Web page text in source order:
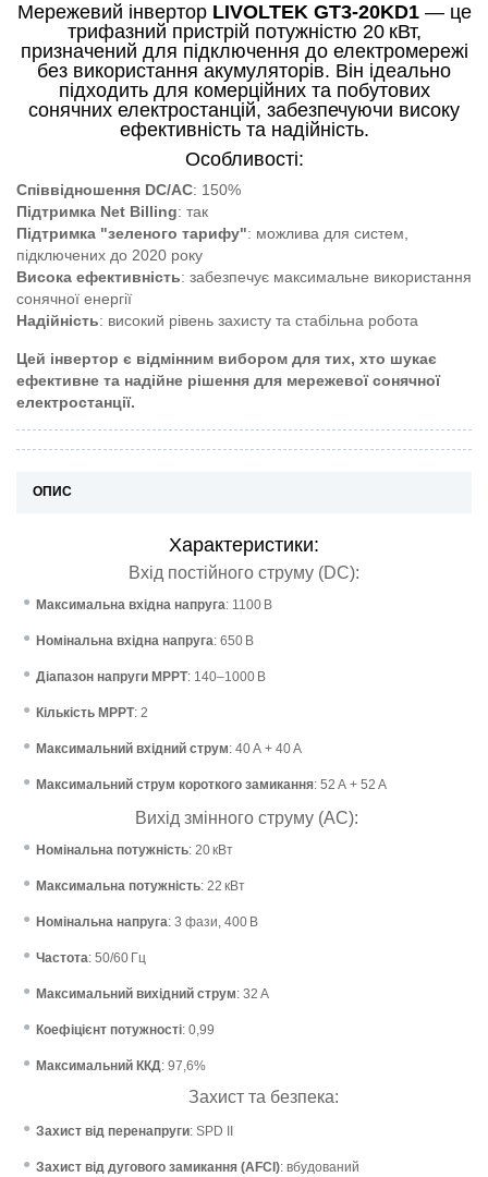
Мережевий інвертор LIVOLTEK GT3-20KD1— це
трифазний пристрій потужністю 20 кВт,
призначений для підключення до електромережі
без використання акумуляторів. Він ідеально
підходить для комерційних та побутових
сонячних електростанцій, забезпечуючи високу
ефективність та надійність.
Особливості:
Співвідношення DC/AC: 150%
Підтримка Net Billing: так
Підтримка "зеленого тарифу": можлива для систем,
підключених до 2020 року
Висока ефективність: забезпечує максимальне використання
сонячної енергії
Надійність: високий рівень захисту та стабільна робота
Цей інвертор є відмінним вибором для тих, хто шукає
ефективне та надійне рішення для мережевої сонячної
електростанції.
ОПИС
Характеристики:
Вхід постійного струму (DC):
Максимальна вхідна напруга: 1100 В
Номінальна вхідна напруга: 650 В
Діапазон напруги MPPT: 140–1000 В
Кількість MPPT: 2
Максимальний вхідний струм: 40 А + 40 А
Максимальний струм короткого замикання: 52 А + 52 А
Вихід змінного струму (AC):
Номінальна потужність: 20 кВт
Максимальна потужність: 22 кВт
Номінальна напруга: 3 фази, 400 В
Частота: 50/60 Гц
Максимальний вихідний струм: 32 А
Коефіцієнт потужності: 0,99
Максимальний ККД: 97,6%
Захист та безпека:
Захист від перенапруги: SPD II
Захист від дугового замикання (AFCI): вбудований